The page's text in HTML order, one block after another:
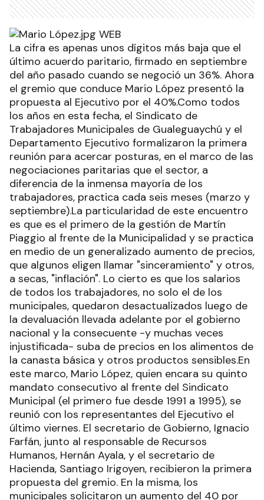
La cifra es apenas unos dígitos más baja que el
último acuerdo paritario, firmado en septiembre
del año pasado cuando se negoció un 36%. Ahora
el gremio que conduce Mario López presentó la
propuesta al Ejecutivo por el 40%.Como todos
los años en esta fecha, el Sindicato de
Trabajadores Municipales de Gualeguaychú y el
Departamento Ejecutivo formalizaron la primera
reunión para acercar posturas, en el marco de las
negociaciones paritarias que el sector, a
diferencia de la inmensa mayoría de los
trabajadores, practica cada seis meses (marzo y
septiembre).La particularidad de este encuentro
es que es el primero de la gestión de Martín
Piaggio al frente de la Municipalidad y se practica
en medio de un generalizado aumento de precios,
que algunos eligen llamar "sinceramiento" y otros,
a secas, "inflación". Lo cierto es que los salarios
de todos los trabajadores, no solo el de los
municipales, quedaron desactualizados luego de
la devaluación llevada adelante por el gobierno
nacional y la consecuente -y muchas veces
injustificada- suba de precios en los alimentos de
la canasta básica y otros productos sensibles.En
este marco, Mario López, quien encara su quinto
mandato consecutivo al frente del Sindicato
Municipal (el primero fue desde 1991 a 1995), se
reunió con los representantes del Ejecutivo el
último viernes. El secretario de Gobierno, Ignacio
Farfán, junto al responsable de Recursos
Humanos, Hernán Ayala, y el secretario de
Hacienda, Santiago Irigoyen, recibieron la primera
propuesta del gremio. En la misma, los
municipales solicitaron un aumento del 40 por